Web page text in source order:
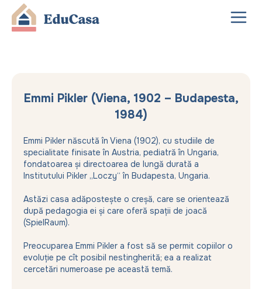
Emmi Pikler (Viena, 1902 – Budapesta,
1984)
Emmi Pikler născută în Viena (1902), cu studiile de
specialitate finisate în Austria, pediatră în Ungaria,
fondatoarea și directoarea de lungă durată a
Institutului Pikler „Loczy“ în Budapesta, Ungaria.
Astăzi casa adăpostește o creșă, care se orientează
după pedagogia ei și care oferă spații de joacă
(SpielRaum).
Preocuparea Emmi Pikler a fost să se permit copiilor o
evoluție pe cît posibil nestingherită; ea a realizat
cercetări numeroase pe această temă.